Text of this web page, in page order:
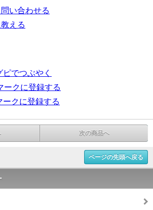
い合わせる
える
でつぶやく
ークに登録する
ークに登録する
次の商品へ
ページの先頭へ戻る